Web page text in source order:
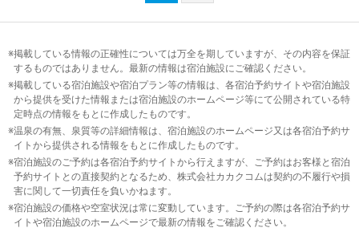
掲載している情報の正確性については万全を期していますが、その内容を保証
するものではありません。最新の情報は宿泊施設にご確認ください。
掲載している宿泊施設や宿泊プラン等の情報は、各宿泊予約サイトや宿泊施設
から提供を受けた情報または宿泊施設のホームページ等にて公開されている特
定時点の情報をもとに作成したものです。
温泉の有無、泉質等の詳細情報は、宿泊施設のホームページ又は各宿泊予約サ
イトから提供される情報をもとに作成したものです。
宿泊施設のご予約は各宿泊予約サイトから行えますが、ご予約はお客様と宿泊
予約サイトとの直接契約となるため、株式会社カカクコムは契約の不履行や損
害に関して一切責任を負いかねます。
宿泊施設の価格や空室状況は常に変動しています。ご予約の際は各宿泊予約サ
イトや宿泊施設のホームページで最新の情報をご確認ください。